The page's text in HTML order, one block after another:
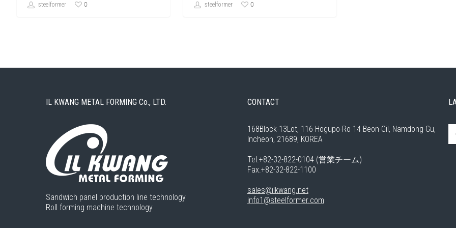
steelformer 0 steelformer 0
IL KWANG METAL FORMING Co., LTD.
Sandwich panel production line technology
Roll forming machine technology
CONTACT
168Block-13Lot, 116 Hogupo-Ro 14 Beon-Gil, Namdong-Gu,
Incheon, 21689, KOREA
Tel.+82-32-822-0104 (営業チーム)
Fax.+82-32-822-1100
sales@ilkwang.net
info1@steelformer.com